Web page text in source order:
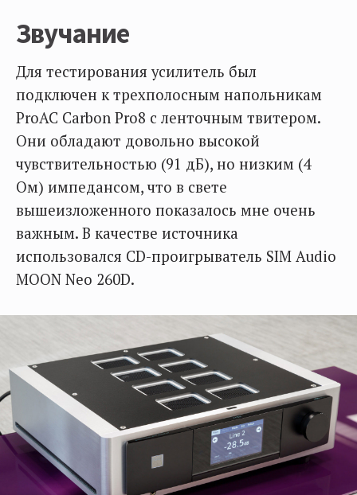
Звучание
Для тестирования усилитель был
подключен к трехполосным напольникам
ProAC Carbon Pro8 c ленточным твитером.
Они обладают довольно высокой
чувствительностью (91 дБ), но низким (4
Ом) импедансом, что в свете
вышеизложенного показалось мне очень
важным. В качестве источника
использовался CD-проигрыватель SIM Audio
MOON Neo 260D.